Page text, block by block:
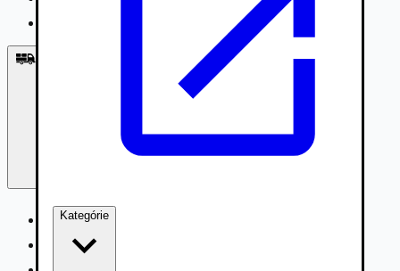
Kategórie
Nákladné vozidlá 3,5 - 7,5t
Nákladné vozidlá nad 7,5t